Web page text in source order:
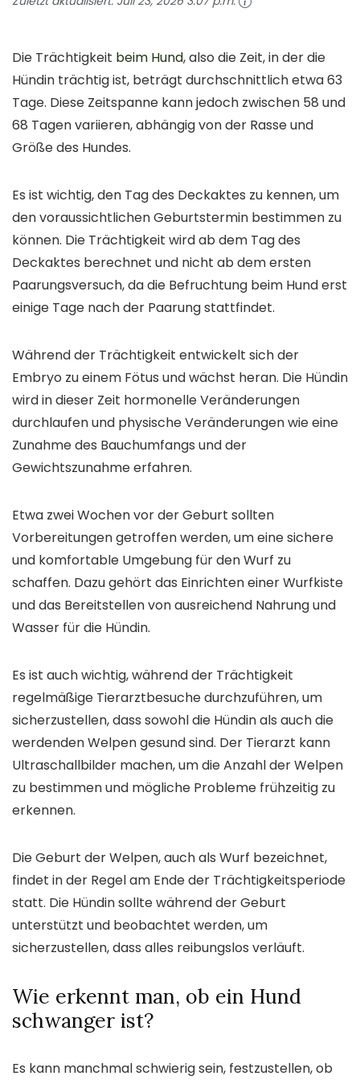
Die Trächtigkeit beim Hund, also die Zeit, in der die
Hündin trächtig ist, beträgt durchschnittlich etwa 63
Tage. Diese Zeitspanne kann jedoch zwischen 58 und
68 Tagen variieren, abhängig von der Rasse und
Größe des Hundes.
Es ist wichtig, den Tag des Deckaktes zu kennen, um
den voraussichtlichen Geburtstermin bestimmen zu
können. Die Trächtigkeit wird ab dem Tag des
Deckaktes berechnet und nicht ab dem ersten
Paarungsversuch, da die Befruchtung beim Hund erst
einige Tage nach der Paarung stattfindet.
Während der Trächtigkeit entwickelt sich der
Embryo zu einem Fötus und wächst heran. Die Hündin
wird in dieser Zeit hormonelle Veränderungen
durchlaufen und physische Veränderungen wie eine
Zunahme des Bauchumfangs und der
Gewichtszunahme erfahren.
Etwa zwei Wochen vor der Geburt sollten
Vorbereitungen getroffen werden, um eine sichere
und komfortable Umgebung für den Wurf zu
schaffen. Dazu gehört das Einrichten einer Wurfkiste
und das Bereitstellen von ausreichend Nahrung und
Wasser für die Hündin.
Es ist auch wichtig, während der Trächtigkeit
regelmäßige Tierarztbesuche durchzuführen, um
sicherzustellen, dass sowohl die Hündin als auch die
werdenden Welpen gesund sind. Der Tierarzt kann
Ultraschallbilder machen, um die Anzahl der Welpen
zu bestimmen und mögliche Probleme frühzeitig zu
erkennen.
Die Geburt der Welpen, auch als Wurf bezeichnet,
findet in der Regel am Ende der Trächtigkeitsperiode
statt. Die Hündin sollte während der Geburt
unterstützt und beobachtet werden, um
sicherzustellen, dass alles reibungslos verläuft.
Wie erkennt man, ob ein Hund
schwanger ist?
Es kann manchmal schwierig sein, festzustellen, ob